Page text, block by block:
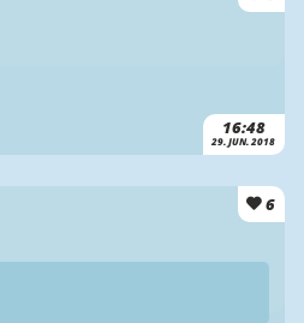
16:48
29. JUN. 2018
6